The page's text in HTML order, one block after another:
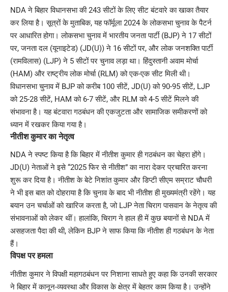
NDA ने बिहार विधानसभा की 243 सीटों के लिए सीट बंटवारे का खाका तैयार
कर लिया है। सूत्रों के मुताबिक, यह फॉर्मूला 2024 के लोकसभा चुनाव के पैटर्न
पर आधारित होगा। लोकसभा चुनाव में भारतीय जनता पार्टी (BJP) ने 17 सीटों
पर, जनता दल (यूनाइटेड) (JD(U)) ने 16 सीटों पर, और लोक जनशक्ति पार्टी
(रामविलास) (LJP) ने 5 सीटों पर चुनाव लड़ा था। हिंदुस्तानी अवाम मोर्चा
(HAM) और राष्ट्रीय लोक मोर्चा (RLM) को एक-एक सीट मिली थी।
विधानसभा चुनाव में BJP को करीब 100 सीटें, JD(U) को 90-95 सीटें, LJP
को 25-28 सीटें, HAM को 6-7 सीटें, और RLM को 4-5 सीटें मिलने की
संभावना है। यह बंटवारा गठबंधन की एकजुटता और सामाजिक समीकरणों को
ध्यान में रखकर किया गया है।
नीतीश कुमार का नेतृत्व
NDA ने स्पष्ट किया है कि बिहार में नीतीश कुमार ही गठबंधन का चेहरा होंगे।
JD(U) नेताओं ने इसे “2025 फिर से नीतीश” का नारा देकर प्रचारित करना
शुरू कर दिया है। नीतीश के बेटे निशांत कुमार और डिप्टी सीएम सम्राट चौधरी
ने भी इस बात को दोहराया है कि चुनाव के बाद भी नीतीश ही मुख्यमंत्री रहेंगे। यह
बयान उन चर्चाओं को खारिज करता है, जो LJP नेता चिराग पासवान के नेतृत्व की
संभावनाओं को लेकर थीं। हालांकि, चिराग ने हाल ही में कुछ बयानों से NDA में
असहजता पैदा की थी, लेकिन BJP ने साफ किया कि नीतीश ही गठबंधन के नेता
हैं।
विपक्ष पर हमला
नीतीश कुमार ने विपक्षी महागठबंधन पर निशाना साधते हुए कहा कि उनकी सरकार
ने बिहार में कानून-व्यवस्था और विकास के क्षेत्र में बेहतर काम किया है। उन्होंने